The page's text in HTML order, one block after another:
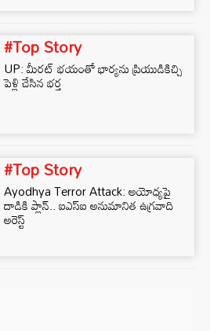
#Top Story
UP: మీరట్ భయంతో భార్యను ప్రియుడికిచ్చి
పెళ్లి చేసిన భర్త
#Top Story
Ayodhya Terror Attack: అయోధ్యపై
దాడికి ప్లాన్.. ఐఎస్ఐ అనుమానిత ఉగ్రవాది
అరెస్ట్